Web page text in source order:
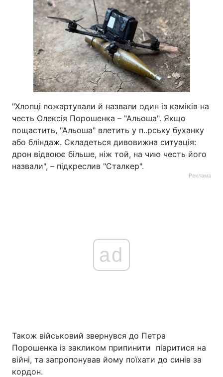
"Хлопці пожартували й назвали один із каміків на
честь Олексія Порошенка – "Альоша". Якщо
пощастить, "Альоша" влетить у п..рську буханку
або бліндаж. Складеться дивовижна ситуація:
дрон відвоює більше, ніж той, на чию честь його
назвали", – підкреслив "Сталкер".
Реклама
ad
Також військовий звернувся до Петра
Порошенка із закликом припинити піаритися на
війні, та запропонував йому поїхати до синів за
кордон.